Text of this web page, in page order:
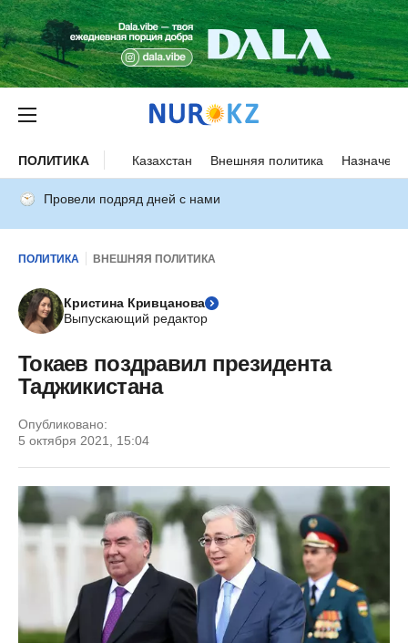
ПОЛИТИКА Казахстан Внешняя политика
Провели подряд дней с нами
ПОЛИТИКА ВНЕШНЯЯ ПОЛИТИКА
Кристина Кривцанова
Выпускающий редактор
Токаев поздравил президента
Таджикистана
Опубликовано:
5 октября 2021, 15:04